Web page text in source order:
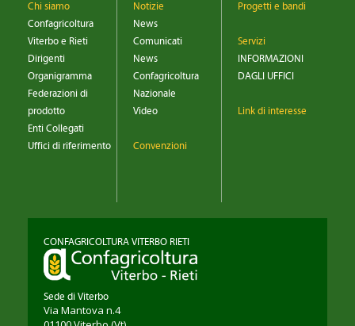
Chi siamo
Confagricoltura
Viterbo e Rieti
Dirigenti
Organigramma
Federazioni di
prodotto
Enti Collegati
Uffici di riferimento
Notizie
News
Comunicati
News
Confagricoltura
Nazionale
Video
Convenzioni
Progetti e bandi
Servizi
INFORMAZIONI
DAGLI UFFICI
Link di interesse
CONFAGRICOLTURA VITERBO RIETI
Sede di Viterbo
Via Mantova n.4